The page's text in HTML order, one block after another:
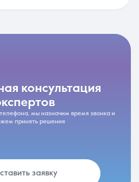
мы назначим время звонка и
принять решение
заявку